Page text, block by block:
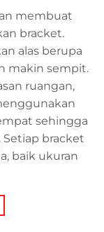
membuat
bracket.
alas berupa
makin sempit.
ruangan,
sehingga
bracket
baik ukuran